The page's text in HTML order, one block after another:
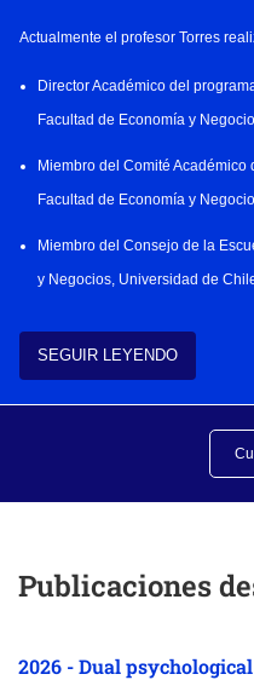
Actualmente el profesor Torres
Director Académico del
Facultad de Economía y
Miembro del Comité Académico
Facultad de Economía y
Miembro del Consejo de la
y Negocios, Universidad de
de Desarrollo Gerencial,
Associate Editor Spanish
SEGUIR LEYENDO
Publicaciones
2026 - Dual